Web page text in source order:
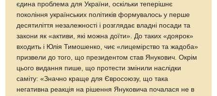
єдина проблема для України, оскільки теперішнє
покоління українських політиків формувалось у перше
десятиліття незалежності і розглядає владні посади та
закони як «активи, які можна доїти». До таких «доярок»
входить і Юлія Тимошенко, чиє «лицемірство та жадоба»
призвели до того, що президентом став Янукович. Окрім
цього видання пише, що протести змінили наслідки
саміту: «Значно краще для Євросоюзу, що така
негативна реакція на рішення Януковича почалася не в